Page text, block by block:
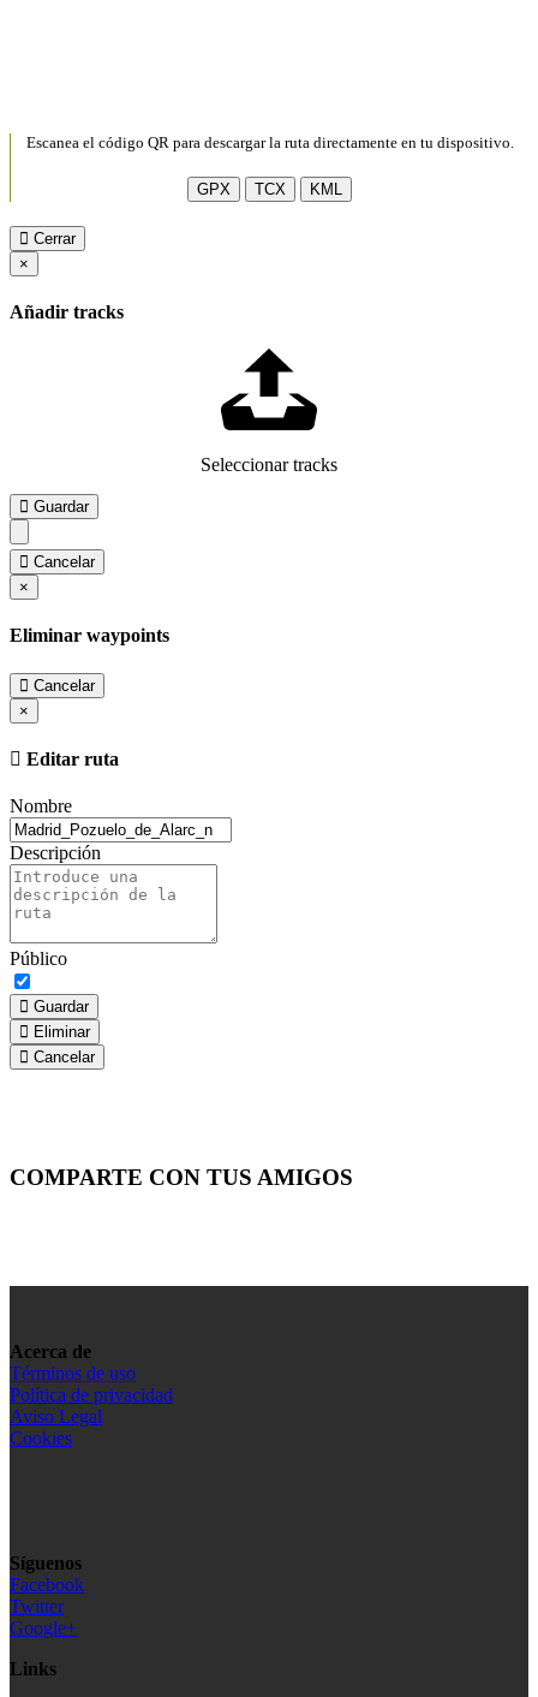
Escanea el código QR para descargar la ruta directamente en tu dispositivo.
GPX TCX KML
Cerrar
×
Añadir tracks
Seleccionar tracks
Guardar
Cancelar
×
Eliminar waypoints
Cancelar
×
Editar ruta
Nombre
Descripción
Público
Guardar
Eliminar
Cancelar
COMPARTE CON TUS AMIGOS
Acerca de
Términos de uso
Política de privacidad
Aviso Legal
Cookies
Síguenos
Facebook
Twitter
Google+
Links